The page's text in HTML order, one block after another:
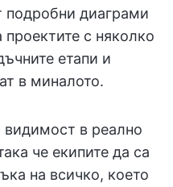
диаграми
проектите с няколко
етапи и
в миналото.
видимост в реално
че екипите да са
на всичко, което